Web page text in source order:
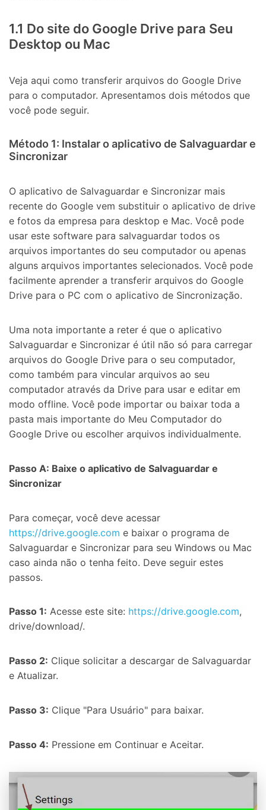
1.1 Do site do Google Drive para Seu
Desktop ou Mac
Veja aqui como transferir arquivos do Google Drive
para o computador. Apresentamos dois métodos que
você pode seguir.
Método 1: Instalar o aplicativo de Salvaguardar e
Sincronizar
O aplicativo de Salvaguardar e Sincronizar mais
recente do Google vem substituir o aplicativo de drive
e fotos da empresa para desktop e Mac. Você pode
usar este software para salvaguardar todos os
arquivos importantes do seu computador ou apenas
alguns arquivos importantes selecionados. Você pode
facilmente aprender a transferir arquivos do Google
Drive para o PC com o aplicativo de Sincronização.
Uma nota importante a reter é que o aplicativo
Salvaguardar e Sincronizar é útil não só para carregar
arquivos do Google Drive para o seu computador,
como também para vincular arquivos ao seu
computador através da Drive para usar e editar em
modo offline. Você pode importar ou baixar toda a
pasta mais importante do Meu Computador do
Google Drive ou escolher arquivos individualmente.
Passo A: Baixe o aplicativo de Salvaguardar e
Sincronizar
Para começar, você deve acessar
https://drive.google.com e baixar o programa de
Salvaguardar e Sincronizar para seu Windows ou Mac
caso ainda não o tenha feito. Deve seguir estes
passos.
Passo 1: Acesse este site: https://drive.google.com,
drive/download/.
Passo 2: Clique solicitar a descargar de Salvaguardar
e Atualizar.
Passo 3: Clique "Para Usuário" para baixar.
Passo 4: Pressione em Continuar e Aceitar.